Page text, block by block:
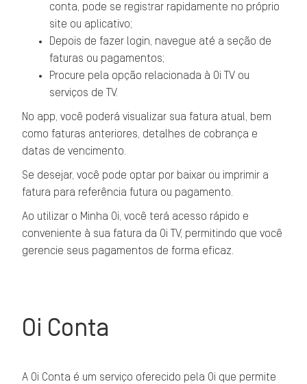
conta, pode se registrar rapidamente no próprio
site ou aplicativo;
Depois de fazer login, navegue até a seção de
faturas ou pagamentos;
Procure pela opção relacionada à Oi TV ou
serviços de TV.
No app, você poderá visualizar sua fatura atual, bem
como faturas anteriores, detalhes de cobrança e
datas de vencimento.
Se desejar, você pode optar por baixar ou imprimir a
fatura para referência futura ou pagamento.
Ao utilizar o Minha Oi, você terá acesso rápido e
conveniente à sua fatura da Oi TV, permitindo que você
gerencie seus pagamentos de forma eficaz.
Oi Conta
A Oi Conta é um serviço oferecido pela Oi que permite